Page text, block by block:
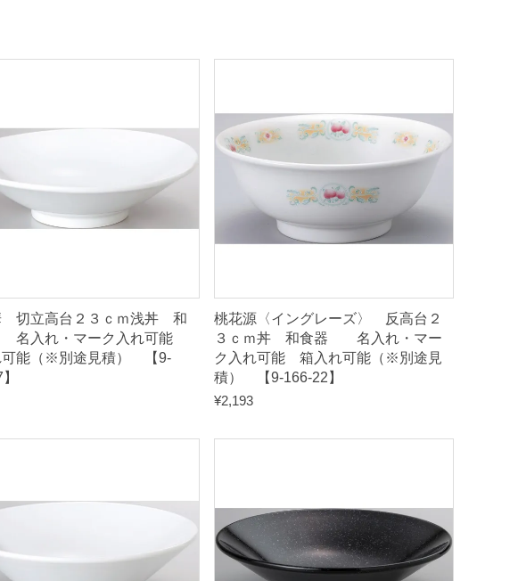
入
入
（
※
別
積
-
切立高台２３ｃｍ浅丼 和
入れ・マーク入れ可能
可能（※別途見積） 【9-
桃花源〈イングレーズ〉 反高台２
３ｃｍ丼 和食器 名入れ・マー
ク入れ可能 箱入れ可能（※別途見
積） 【9-166-22】
¥2,193